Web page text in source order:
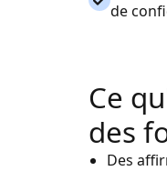
de
Ce
des
Des